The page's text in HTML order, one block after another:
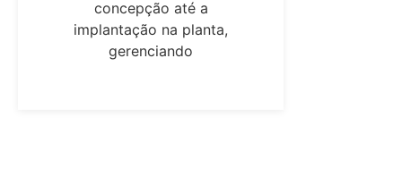
concepção até a
implantação na planta,
gerenciando